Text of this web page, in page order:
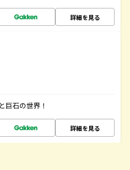
詳細を見る
巨石の世界！
詳細を見る